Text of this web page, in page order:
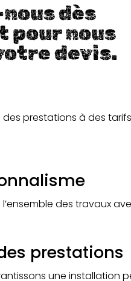
dès
pour nous
devis.
des prestations à des
l’ensemble des travaux
prestations
une installation